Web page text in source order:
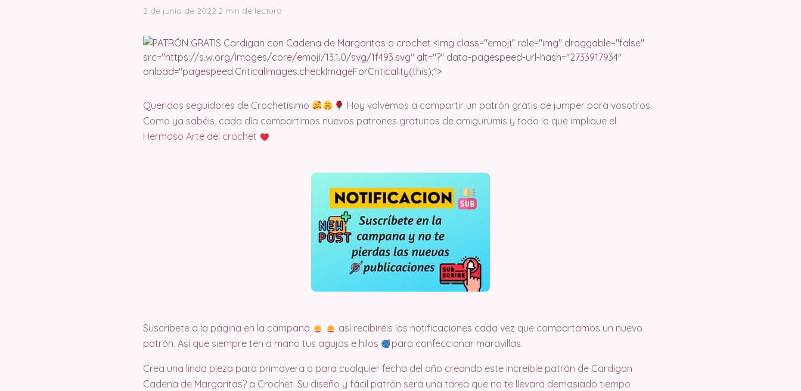
2 de junio de 2022·2 min de lectura
Queridos seguidores de Crochetísimo
Hoy volvemos a compartir un patrón gratis de jumper para vosotros.
Como ya sabéis, cada día compartimos nuevos patrones gratuitos de amigurumis y todo lo que implique el
Hermoso Arte del crochet
Suscríbete a la página en la campana
así recibiréis las notificaciones cada vez que compartamos un nuevo
patrón. Así que siempre ten a mano tus agujas e hilos
para confeccionar maravillas.
Crea una linda pieza para primavera o para cualquier fecha del año creando este increíble patrón de Cardigan
Cadena de Margaritas? a Crochet. Su diseño y fácil patrón será una tarea que no te llevará demasiado tiempo